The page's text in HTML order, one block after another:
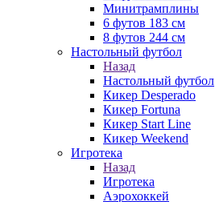
Минитрамплины
6 футов 183 см
8 футов 244 см
Настольный футбол
Назад
Настольный футбол
Кикер Desperado
Кикер Fortuna
Кикер Start Line
Кикер Weekend
Игротека
Назад
Игротека
Аэрохоккей